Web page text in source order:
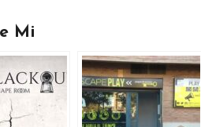
Mi